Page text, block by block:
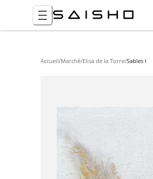
Accueil/Marché/Elisa de la Torre/Sables I